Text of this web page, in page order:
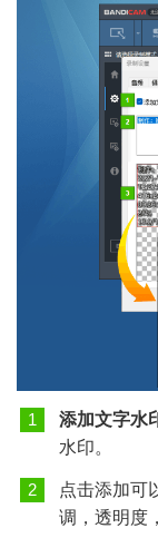
添加文字水
水印。
点击添加可
调，透明度